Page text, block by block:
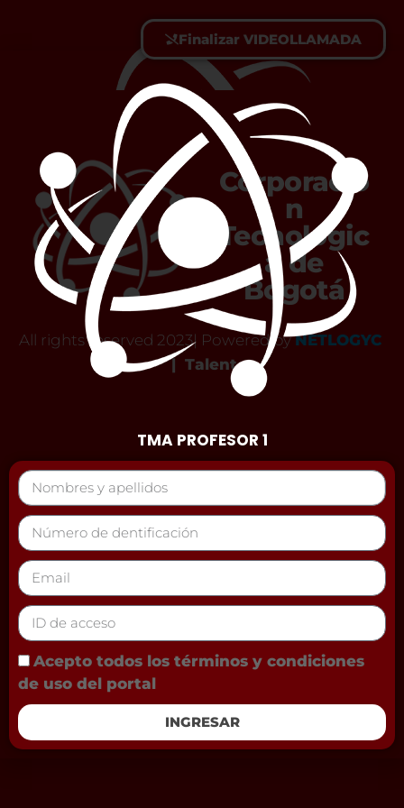
Finalizar VIDEOLLAMADA
Corporació
n
Tecnológic
a de
Bogotá
All rights reserved 2023| Powered byNETLOGYC
|
Talent
TMA PROFESOR 1
Acepto todos los términos y condiciones
de uso del portal
INGRESAR